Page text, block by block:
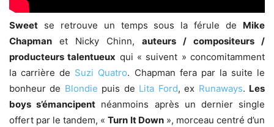
Sweet se retrouve un temps sous la férule de Mike
Chapman et Nicky Chinn, auteurs / compositeurs /
producteurs talentueux qui « suivent » concomitamment
la carrière de Suzi Quatro. Chapman fera par la suite le
bonheur de Blondie puis de Lita Ford, ex Runaways. Les
boys s’émancipent néanmoins après un dernier single
offert par le tandem, «Turn It Down», morceau centré d’un